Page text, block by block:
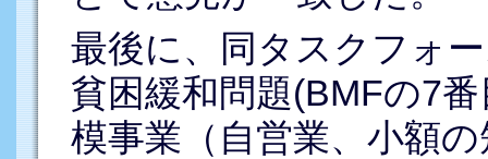
最後に、同タスクフォ
貧困緩和問題(BMFの7
模事業（自営業、小額